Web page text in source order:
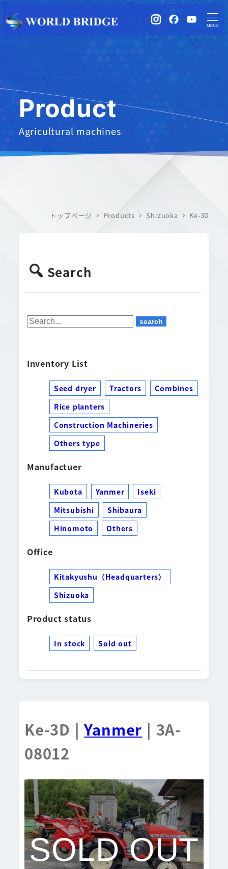
instagramFacebook
MENU
Product
Agricultural machines
トップページ Products Shizuoka Ke-3D
Search
Inventory List
Seed dryer Tractors
Combines
Rice planters
Construction Machineries
Others type
Manufactuer
Kubota Yanmer
Iseki
Mitsubishi
Shibaura
Hinomoto
Others
Office
Kitakyushu（Headquarters）
Shizuoka
Product status
In stock Sold out
Ke-3D |Yanmer | 3A-
08012
SOLD OUT